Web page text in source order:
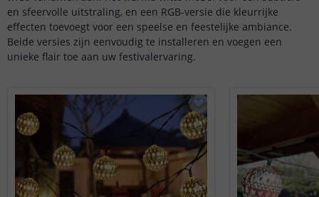
en sfeervolle uitstraling, en een RGB-versie die kleurrijke
effecten toevoegt voor een speelse en feestelijke ambiance.
Beide versies zijn eenvoudig te installeren en voegen een
unieke flair toe aan uw festivalervaring.